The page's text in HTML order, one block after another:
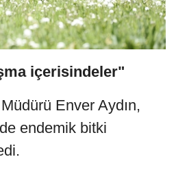
içerisindeler"
Enver Aydın,
endemik bitki